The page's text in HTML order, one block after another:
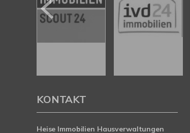
KONTAKT
Heise Immobilien Hausverwaltungen